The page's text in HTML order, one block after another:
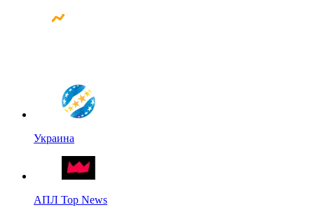
Украина
АПЛ Top News